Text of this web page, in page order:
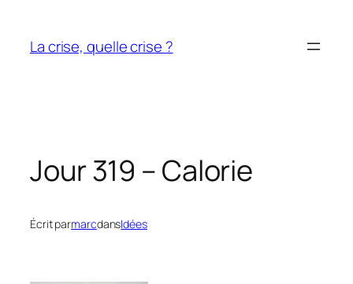
contenu
La crise, quelle crise ?
Jour 319 – Calorie
Écrit parmarcdansIdées